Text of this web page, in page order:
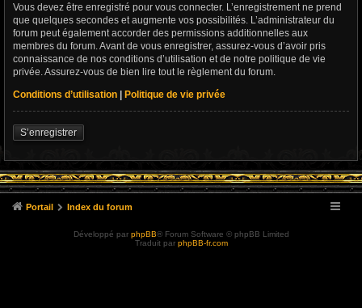
Vous devez être enregistré pour vous connecter. L’enregistrement ne prend
que quelques secondes et augmente vos possibilités. L’administrateur du
forum peut également accorder des permissions additionnelles aux
membres du forum. Avant de vous enregistrer, assurez-vous d’avoir pris
connaissance de nos conditions d’utilisation et de notre politique de vie
privée. Assurez-vous de bien lire tout le règlement du forum.
Conditions d’utilisation | Politique de vie privée
S’enregistrer
Portail Index du forum
Développé par phpBB® Forum Software © phpBB Limited
Traduit par phpBB-fr.com